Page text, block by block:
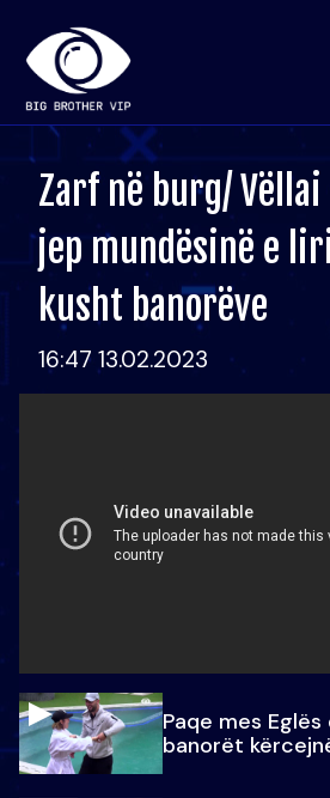
Zarf në burg/
jep mundësinë e
kusht banorëve
16:47 13.02.2023
Paqe mes
banorët